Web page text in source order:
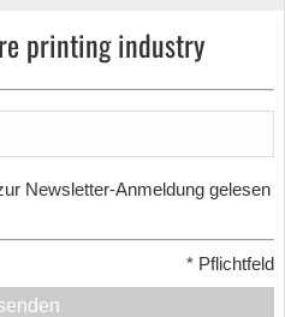
printing industry
Newsletter-Anmeldung gelesen
* Pflichtfeld